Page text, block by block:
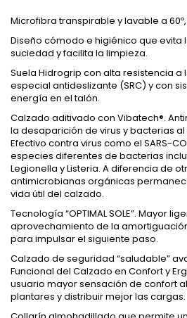
Microfibra transpirable y lavable a 60º,
Diseño cómodo e higiénico que evita
suciedad y facilita la limpieza.
Suela Hidrogrip con alta resistencia a
especial antideslizante (SRC) y con
energía en el talón.
Calzado aditivado con Vibatech®.
la desaparición de virus y bacterias al
Efectivo contra virus como el SARS-
especies diferentes de bacterias
Legionella y Listeria. A diferencia de
antimicrobianas orgánicas
vida útil del calzado.
Tecnología “OPTIMAL SOLE”. Mayor
aprovechamiento de la
para impulsar el siguiente paso.
Calzado de seguridad “saludable”
Funcional del Calzado en Confort y
usuario mayor sensación de confort
plantares y distribuir mejor las cargas.